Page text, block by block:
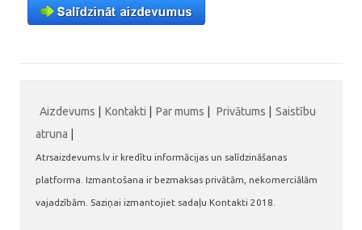
Aizdevums Kontakti Par mums Privātums
Saistību
atruna
Atrsaizdevums.lv ir kredītu informācijas un salīdzināšanas
platforma. Izmantošana ir bezmaksas privātām, nekomerciālām
vajadzībām. Saziņai izmantojiet sadaļu Kontakti 2018.